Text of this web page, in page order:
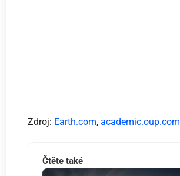
Zdroj: Earth.com,academic.oup.com
Čtěte také